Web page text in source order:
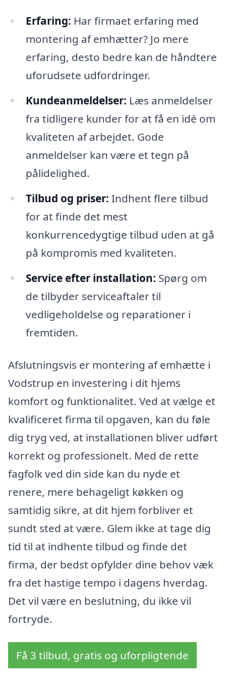
Erfaring: Har firmaet erfaring med
montering af emhætter? Jo mere
erfaring, desto bedre kan de håndtere
uforudsete udfordringer.
Kundeanmeldelser: Læs anmeldelser
fra tidligere kunder for at få en idé om
kvaliteten af arbejdet. Gode
anmeldelser kan være et tegn på
pålidelighed.
Tilbud og priser: Indhent flere tilbud
for at finde det mest
konkurrencedygtige tilbud uden at gå
på kompromis med kvaliteten.
Service efter installation: Spørg om
de tilbyder serviceaftaler til
vedligeholdelse og reparationer i
fremtiden.
Afslutningsvis er montering af emhætte i
Vodstrup en investering i dit hjems
komfort og funktionalitet. Ved at vælge et
kvalificeret firma til opgaven, kan du føle
dig tryg ved, at installationen bliver udført
korrekt og professionelt. Med de rette
fagfolk ved din side kan du nyde et
renere, mere behageligt køkken og
samtidig sikre, at dit hjem forbliver et
sundt sted at være. Glem ikke at tage dig
tid til at indhente tilbud og finde det
firma, der bedst opfylder dine behov væk
fra det hastige tempo i dagens hverdag.
Det vil være en beslutning, du ikke vil
fortryde.
Få 3 tilbud, gratis og uforpligtende